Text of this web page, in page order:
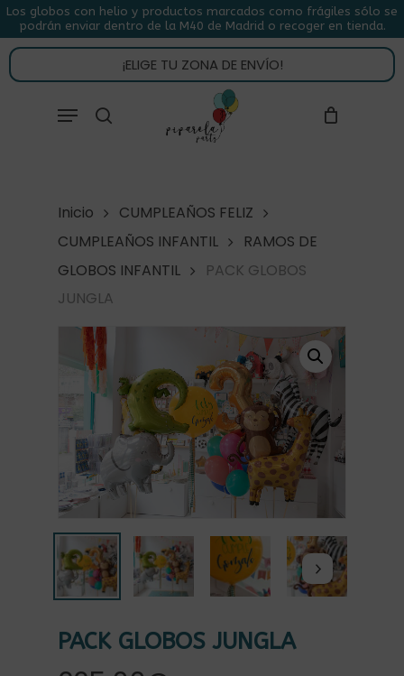
Skip
to
main
content
Los globos con helio y productos marcados como frágiles sólo se
podrán enviar dentro de la M40 de Madrid o recoger en tienda.
¡ELIGE TU ZONA DE ENVÍO!
Menu
CARRITO CLOSE
CART
Inicio
CUMPLEAÑOS FELIZ
CUMPLEAÑOS INFANTIL
RAMOS DE
GLOBOS INFANTIL
PACK GLOBOS
JUNGLA
PACK GLOBOS JUNGLA
Menu